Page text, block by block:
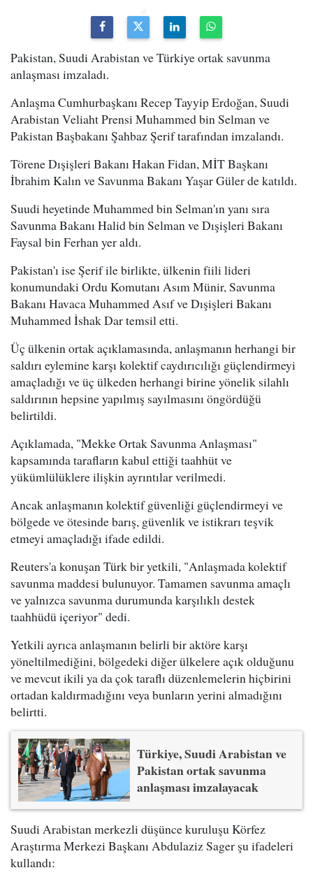
Pakistan, Suudi Arabistan ve Türkiye ortak savunma
anlaşması imzaladı.
Anlaşma Cumhurbaşkanı Recep Tayyip Erdoğan, Suudi
Arabistan Veliaht Prensi Muhammed bin Selman ve
Pakistan Başbakanı Şahbaz Şerif tarafından imzalandı.
Törene Dışişleri Bakanı Hakan Fidan, MİT Başkanı
İbrahim Kalın ve Savunma Bakanı Yaşar Güler de katıldı.
Suudi heyetinde Muhammed bin Selman'ın yanı sıra
Savunma Bakanı Halid bin Selman ve Dışişleri Bakanı
Faysal bin Ferhan yer aldı.
Pakistan'ı ise Şerif ile birlikte, ülkenin fiili lideri
konumundaki Ordu Komutanı Asım Münir, Savunma
Bakanı Havaca Muhammed Asıf ve Dışişleri Bakanı
Muhammed İshak Dar temsil etti.
Üç ülkenin ortak açıklamasında, anlaşmanın herhangi bir
saldırı eylemine karşı kolektif caydırıcılığı güçlendirmeyi
amaçladığı ve üç ülkeden herhangi birine yönelik silahlı
saldırının hepsine yapılmış sayılmasını öngördüğü
belirtildi.
Açıklamada, "Mekke Ortak Savunma Anlaşması"
kapsamında tarafların kabul ettiği taahhüt ve
yükümlülüklere ilişkin ayrıntılar verilmedi.
Ancak anlaşmanın kolektif güvenliği güçlendirmeyi ve
bölgede ve ötesinde barış, güvenlik ve istikrarı teşvik
etmeyi amaçladığı ifade edildi.
Reuters'a konuşan Türk bir yetkili, "Anlaşmada kolektif
savunma maddesi bulunuyor. Tamamen savunma amaçlı
ve yalnızca savunma durumunda karşılıklı destek
taahhüdü içeriyor" dedi.
Yetkili ayrıca anlaşmanın belirli bir aktöre karşı
yöneltilmediğini, bölgedeki diğer ülkelere açık olduğunu
ve mevcut ikili ya da çok taraflı düzenlemelerin hiçbirini
ortadan kaldırmadığını veya bunların yerini almadığını
belirtti.
Türkiye, Suudi Arabistan ve
Pakistan ortak savunma
anlaşması imzalayacak
Suudi Arabistan merkezli düşünce kuruluşu Körfez
Araştırma Merkezi Başkanı Abdulaziz Sager şu ifadeleri
kullandı: